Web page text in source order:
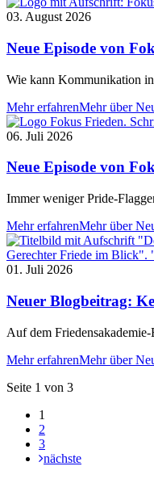
03. August 2026
Neue Episode von
Wie kann Kommunikation
Mehr erfahrenMehr über
06. Juli 2026
Neue Episode von
Immer weniger Pride-
Mehr erfahrenMehr über
01. Juli 2026
Neuer Blogbeitrag:
Auf dem
Mehr erfahrenMehr über
Seite 1 von 3
1
2
3
nächste